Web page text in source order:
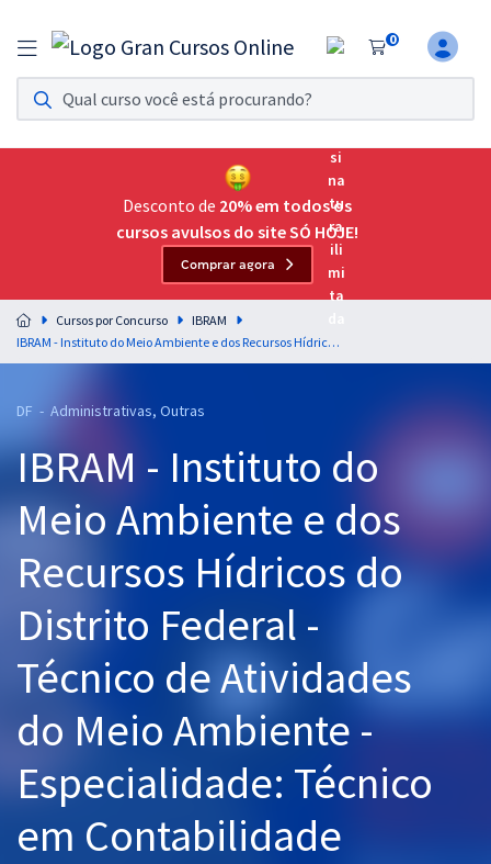
0
Assinatura Ilimitada 11
Acesso a todos os cursos. Teste grátis por 7 dias!
Assinatura OAB Até Passar
Acesso ilimitado a toda preparação para o Exame da
Residências Multiprofissionais
Preparação completa e intensiva para as principais
residências em saúde do Brasil
Cursos 20% OFF
Pós
Graduação
OAB
Mentorias
Questões grátis
Aprovados
Desconto de 20% em todos os
cursos avulsos do site SÓ HOJE!
Comprar agora
Cursos por Concurso
IBRAM
IBRAM - Instituto do Meio Ambiente e dos Recursos Hídricos do Distrito Federal - Técnico de Atividades do Meio Ambiente - Especialidade: Técnico em Contabilidade
DF - Administrativas, Outras
IBRAM - Instituto do
Meio Ambiente e dos
Recursos Hídricos do
Distrito Federal -
Técnico de Atividades
do Meio Ambiente -
Especialidade: Técnico
em Contabilidade